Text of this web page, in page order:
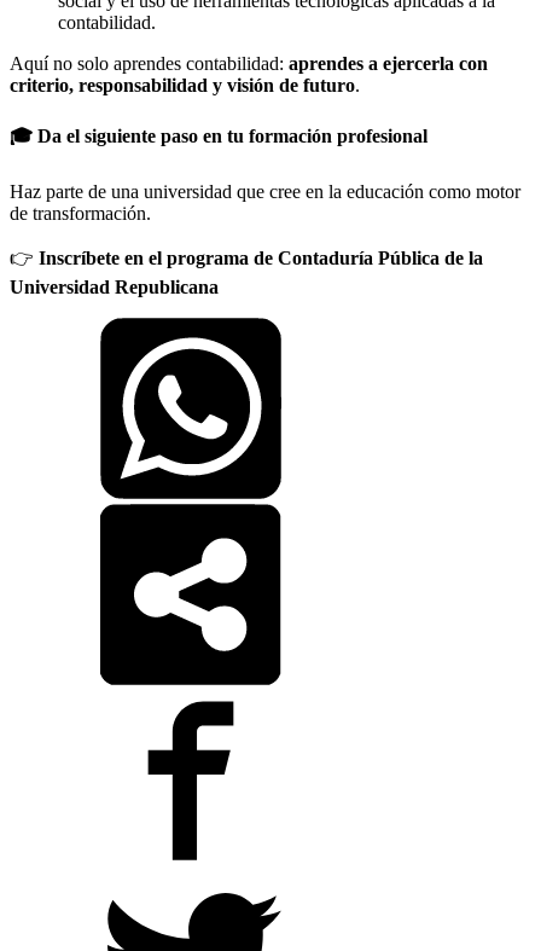
contabilidad.
Aquí no solo aprendes contabilidad: aprendes a ejercerla con
criterio, responsabilidad y visión de futuro.
🎓 Da el siguiente paso en tu formación profesional
Haz parte de una universidad que cree en la educación como motor
de transformación.
👉 Inscríbete en el programa de Contaduría Pública de la
Universidad Republicana